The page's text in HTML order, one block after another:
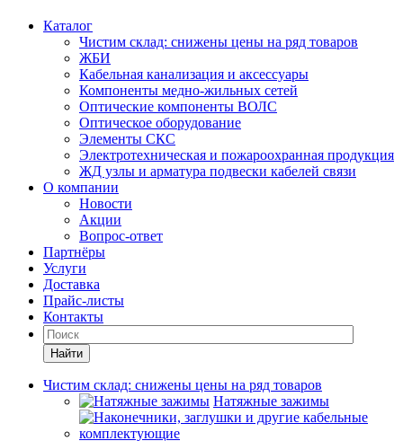
Каталог
Чистим склад: снижены цены на ряд товаров
ЖБИ
Кабельная канализация и аксессуары
Компоненты медно-жильных сетей
Оптические компоненты ВОЛС
Оптическое оборудование
Элементы СКС
Электротехническая и пожароохранная продукция
ЖД узлы и арматура подвески кабелей связи
О компании
Новости
Акции
Вопрос-ответ
Партнёры
Услуги
Доставка
Прайс-листы
Контакты
Найти
Чистим склад: снижены цены на ряд товаров
Натяжные зажимы